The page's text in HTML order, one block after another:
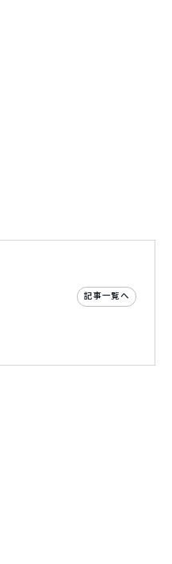
記事一覧へ